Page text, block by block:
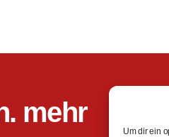
Um dir ein
mehr